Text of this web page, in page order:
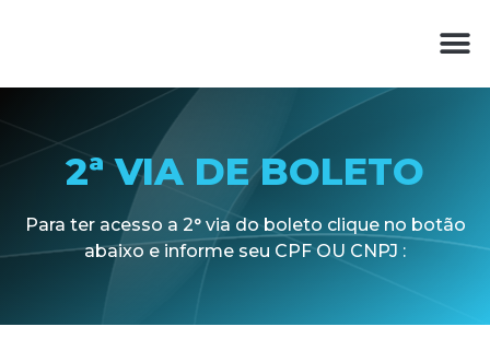
2ª VIA DE BOLETO
Para ter acesso a 2° via do boleto clique no botão
abaixo e informe seu CPF OU CNPJ :